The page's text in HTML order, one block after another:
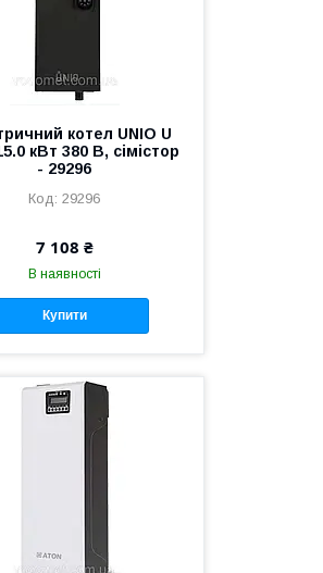
котел UNIO U
кВт 380 В, сімістор
- 29296
29296
7 108 ₴
В наявності
Купити